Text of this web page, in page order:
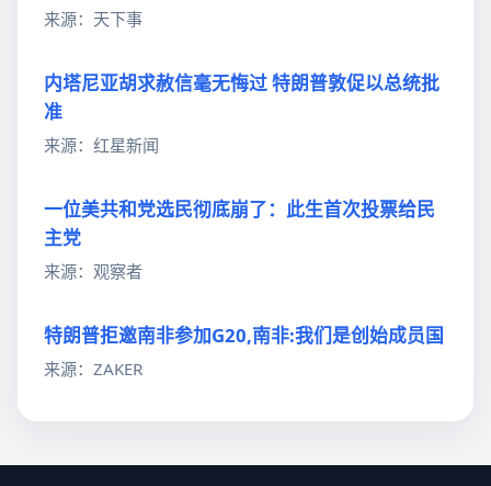
来源：天下事
内塔尼亚胡求赦信毫无悔过 特朗普敦促以总统批
准
来源：红星新闻
一位美共和党选民彻底崩了：此生首次投票给民
主党
来源：观察者
特朗普拒邀南非参加G20,南非:我们是创始成员国
来源：ZAKER